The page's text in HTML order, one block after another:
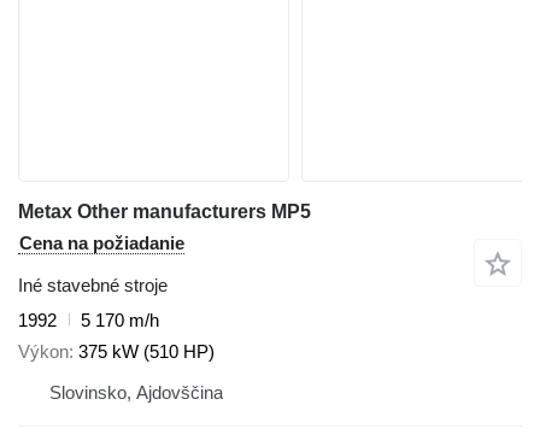
Metax Other manufacturers MP5
Cena na požiadanie
Iné stavebné stroje
1992
5 170 m/h
Výkon 375 kW (510 HP)
Slovinsko, Ajdovščina